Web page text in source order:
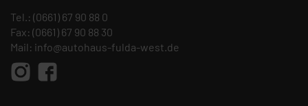
Tel.: (0661) 67 90 88 0
Fax: (0661) 67 90 88 30
Mail: info@autohaus-fulda-west.de